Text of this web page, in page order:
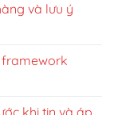
và lưu ý
framework